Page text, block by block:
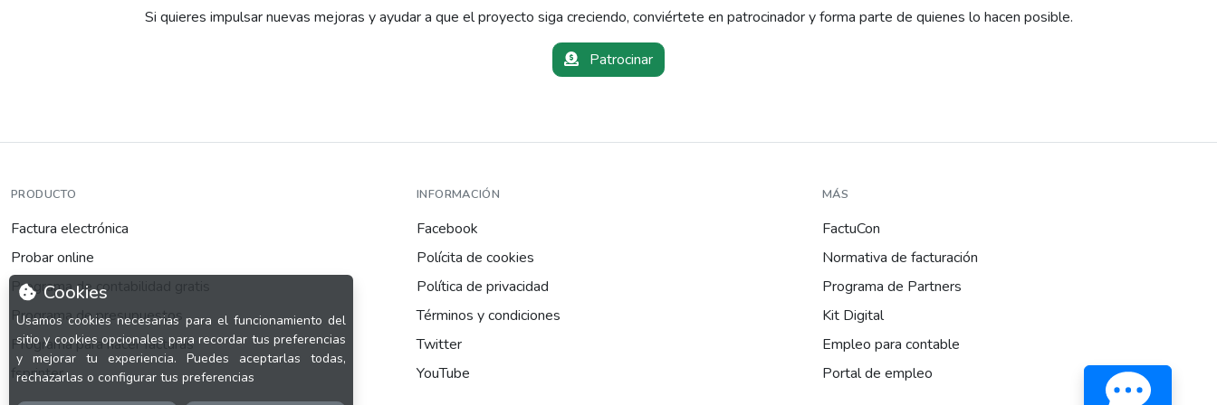
Si quieres impulsar nuevas mejoras y ayudar a que el proyecto siga creciendo, conviértete en patrocinador y forma parte de quienes lo hacen posible.
Patrocinar
Cookies
Usamos cookies necesarias para el funcionamiento del
sitio y cookies opcionales para recordar tus preferencias
y mejorar tu experiencia. Puedes aceptarlas todas,
rechazarlas o configurar tus preferencias
PRODUCTO
Factura electrónica
Probar online
Programa de contabilidad gratis
Programa de presupuestos
Programa para hacer facturas
fsprinter
INFORMACIÓN
Facebook
Polícita de cookies
Política de privacidad
Términos y condiciones
Twitter
YouTube
MÁS
FactuCon
Normativa de facturación
Programa de Partners
Kit Digital
Empleo para contable
Portal de empleo